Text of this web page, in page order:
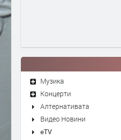
Музика
Концерти
Алтернативата
Видео Новини
eTV